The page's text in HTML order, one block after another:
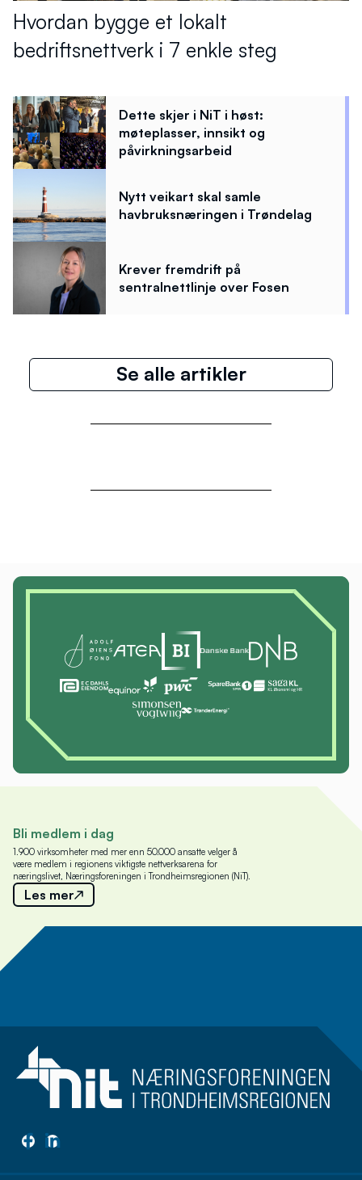
Hvordan bygge et lokalt
bedriftsnettverk i 7 enkle steg
Dette skjer i NiT i høst:
møteplasser, innsikt og
påvirkningsarbeid
Nytt veikart skal samle
havbruksnæringen i Trøndelag
Krever fremdrift på
sentralnettlinje over Fosen
Se alle artikler
Bli medlem i dag
1.900 virksomheter med mer enn 50.000 ansatte velger å
være medlem i regionens viktigste nettverksarena for
næringslivet, Næringsforeningen i Trondheimsregionen (NiT).
Les mer